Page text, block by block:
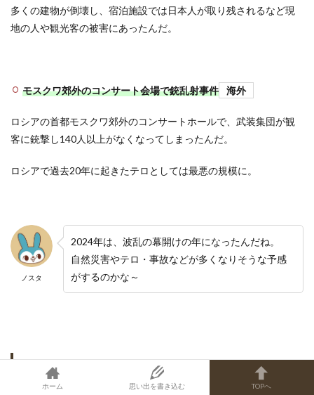
多くの建物が倒壊し、宿泊施設では日本人が取り残されるなど現
地の人や観光客の被害にあったんだ。
モスクワ郊外のコンサート会場で銃乱射事件 海外
ロシアの首都モスクワ郊外のコンサートホールで、武装集団が観
客に銃撃し140人以上がなくなってしまったんだ。
ロシアで過去20年に起きたテロとしては最悪の規模に。
ノスタ
2024年は、波乱の幕開けの年になったんだね。
自然災害やテロ・事故などが多くなりそうな予感
がするのかな～
出来事の深掘りその3：エンタメ・芸能・ネット
について
ホーム 思い出を書き込む TOPへ